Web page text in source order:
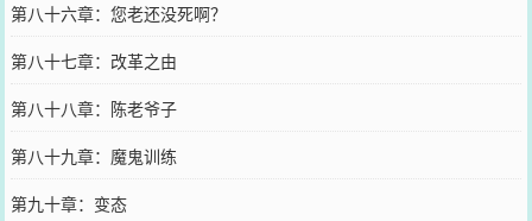
第八十六章：您老还没死啊？
第八十七章：改革之由
第八十八章：陈老爷子
第八十九章：魔鬼训练
第九十章：变态